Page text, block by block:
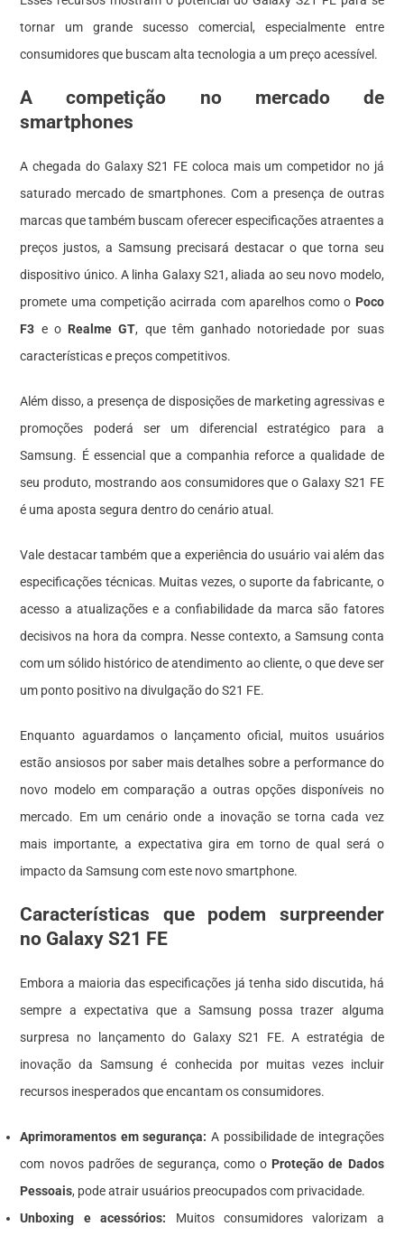
tornar um grande sucesso comercial, especialmente entre
consumidores que buscam alta tecnologia a um preço acessível.
A competição no mercado de
smartphones
A chegada do Galaxy S21 FE coloca mais um competidor no já
saturado mercado de smartphones. Com a presença de outras
marcas que também buscam oferecer especificações atraentes a
preços justos, a Samsung precisará destacar o que torna seu
dispositivo único. A linha Galaxy S21, aliada ao seu novo modelo,
promete uma competição acirrada com aparelhos como o Poco
F3 e o Realme GT, que têm ganhado notoriedade por suas
características e preços competitivos.
Além disso, a presença de disposições de marketing agressivas e
promoções poderá ser um diferencial estratégico para a
Samsung. É essencial que a companhia reforce a qualidade de
seu produto, mostrando aos consumidores que o Galaxy S21 FE
é uma aposta segura dentro do cenário atual.
Vale destacar também que a experiência do usuário vai além das
especificações técnicas. Muitas vezes, o suporte da fabricante, o
acesso a atualizações e a confiabilidade da marca são fatores
decisivos na hora da compra. Nesse contexto, a Samsung conta
com um sólido histórico de atendimento ao cliente, o que deve ser
um ponto positivo na divulgação do S21 FE.
Enquanto aguardamos o lançamento oficial, muitos usuários
estão ansiosos por saber mais detalhes sobre a performance do
novo modelo em comparação a outras opções disponíveis no
mercado. Em um cenário onde a inovação se torna cada vez
mais importante, a expectativa gira em torno de qual será o
impacto da Samsung com este novo smartphone.
Características que podem surpreender
no Galaxy S21 FE
Embora a maioria das especificações já tenha sido discutida, há
sempre a expectativa que a Samsung possa trazer alguma
surpresa no lançamento do Galaxy S21 FE. A estratégia de
inovação da Samsung é conhecida por muitas vezes incluir
recursos inesperados que encantam os consumidores.
Aprimoramentos em segurança: A possibilidade de integrações
com novos padrões de segurança, como o Proteção de Dados
Pessoais, pode atrair usuários preocupados com privacidade.
Unboxing e acessórios: Muitos consumidores valorizam a